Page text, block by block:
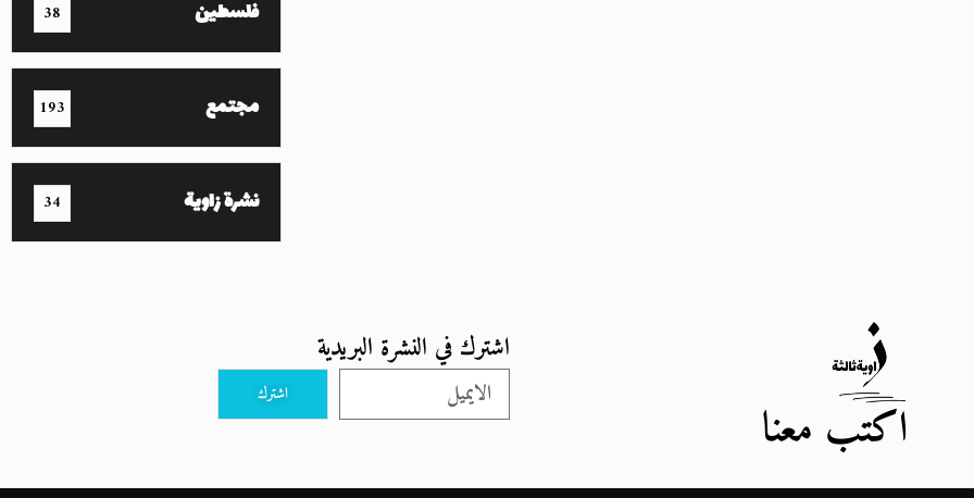
فلسطين 38
مجتمع 193
نشرة زاوية 34
اكتب معنا
اشترك في النشرة البريدية
اشترك